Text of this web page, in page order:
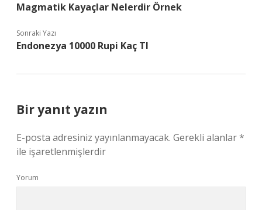
Magmatik Kayaçlar Nelerdir Örnek
Sonraki Yazı
Endonezya 10000 Rupi Kaç Tl
Bir yanıt yazın
E-posta adresiniz yayınlanmayacak. Gerekli alanlar*
ile işaretlenmişlerdir
Yorum